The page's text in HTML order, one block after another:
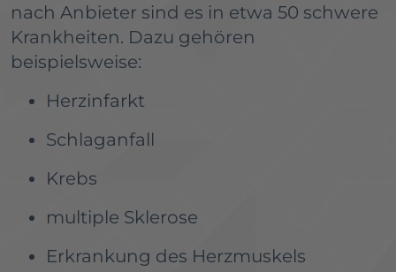
nach Anbieter sind es in etwa 50 schwere
Krankheiten. Dazu gehören
beispielsweise:
Herzinfarkt
Schlaganfall
Krebs
multiple Sklerose
Erkrankung des Herzmuskels